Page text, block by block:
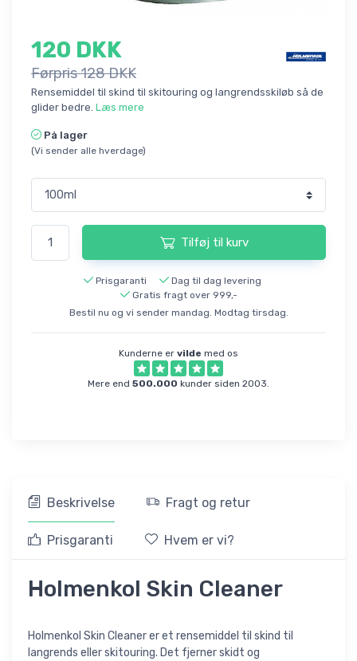
120 DKK
Førpris 128 DKK
Rensemiddel til skind til skitouring og langrendsskiløb så de
glider bedre. Læs mere
På lager
(Vi sender alle hverdage)
Tilføj til kurv
Prisgaranti
Dag til dag levering
Gratis fragt over 999,-
Bestil nu og vi sender mandag. Modtag tirsdag.
Kunderne er vilde med os
Mere end 500.000 kunder siden 2003.
Beskrivelse Fragt og retur
Prisgaranti Hvem er vi?
Holmenkol Skin Cleaner
Holmenkol Skin Cleaner er et rensemiddel til skind til
langrends eller skitouring. Det fjerner skidt og